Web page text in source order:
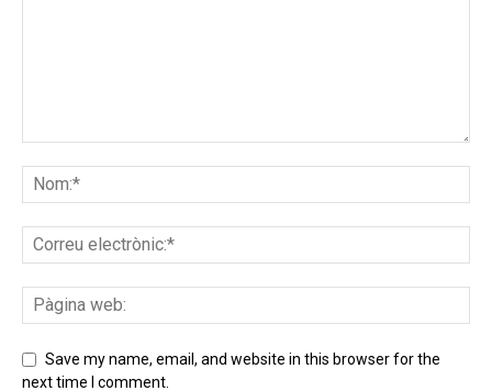
Save my name, email, and website in this browser for the
next time I comment.